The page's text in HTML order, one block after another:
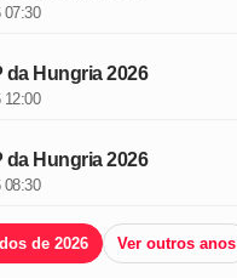
07:30
da Hungria 2026
12:00
da Hungria 2026
08:30
de 2026 Ver outros anos